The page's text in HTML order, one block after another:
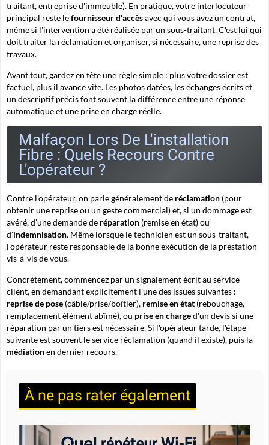
traitant, entreprise d'immeuble). En pratique, votre interlocuteur
principal reste lefournisseur d'accèsavec qui vous avez un contrat,
même si l'intervention a été réalisée par un sous-traitant. C'est lui qui
doit traiter la réclamation et organiser, si nécessaire, une reprise des
travaux.
Avant tout, gardez en tête une règle simple : plus votre dossier est
factuel, plus il avance vite. Les photos datées, les échanges écrits et
un descriptif précis font souvent la différence entre une réponse
automatique et une prise en charge réelle.
Malfaçon Lors De L'installation
Fibre : Quels Recours Contre
L'opérateur ?
Contre l'opérateur, on parle généralement de réclamation (pour
obtenir une reprise ou un geste commercial) et, si un dommage est
avéré, d'une demande de réparation (remise en état) ou
d'indemnisation. Même lorsque le technicien est un sous-traitant,
l'opérateur reste responsable de la bonne exécution de la prestation
vis-à-vis de vous.
Concrètement, commencez par un signalement écrit au service
client, en demandant explicitement l'une des issues suivantes :
reprise de pose (câble/prise/boîtier), remise en état (rebouchage,
remplacement élément abîmé), ou prise en charged'un devis si une
réparation par un tiers est nécessaire. Si l'opérateur tarde, l'étape
suivante est souvent leservice réclamation (quand il existe), puis la
médiationen dernier recours.
À ne pas rater également